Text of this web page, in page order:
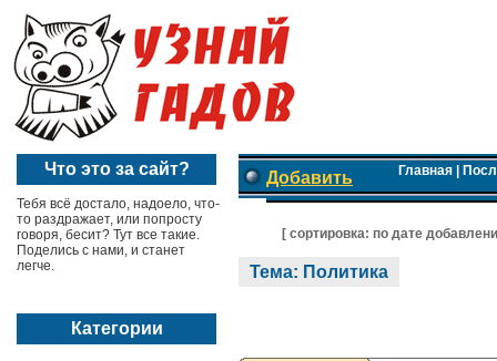
Что это за сайт?
Тебя всё достало, надоело, что-
то раздражает, или попросту
говоря, бесит? Тут все такие.
Поделись с нами, и станет
легче.
Категории
Добавить Главная|
[ cортировка: по дате
Тема: Политика